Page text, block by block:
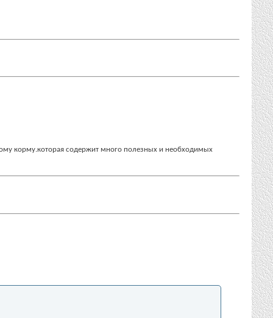
корму.которая содержит много полезных и необходимых